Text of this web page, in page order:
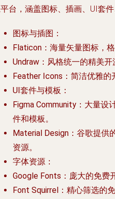
台，涵盖图标、插画、UI套件
图标与插图 ：
Flaticon ：海量矢量图标，
Undraw ：风格统一的精美
Feather Icons ：简洁优雅的
UI套件与模板 ：
Figma Community ：大量设
件和模板。
Material Design ：谷歌提供
资源。
字体资源 ：
Google Fonts ：庞大的免费
Font Squirrel ：精心筛选的